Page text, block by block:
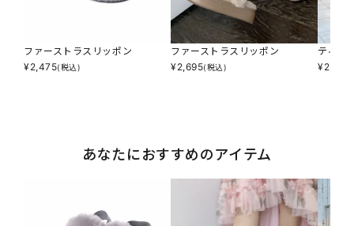
ファーストラスリッポン
¥2,475(税込)
ファーストラスリッポン
¥2,695(税込)
ティア
¥2,277
あなたにおすすめのアイテム